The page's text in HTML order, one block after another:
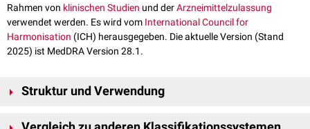
Rahmen von klinischen Studien und derArzneimittelzulassung
verwendet werden. Es wird vom International Council for
Harmonisation (ICH) herausgegeben. Die aktuelle Version (Stand
2025) ist MedDRA Version 28.1.
Struktur und Verwendung